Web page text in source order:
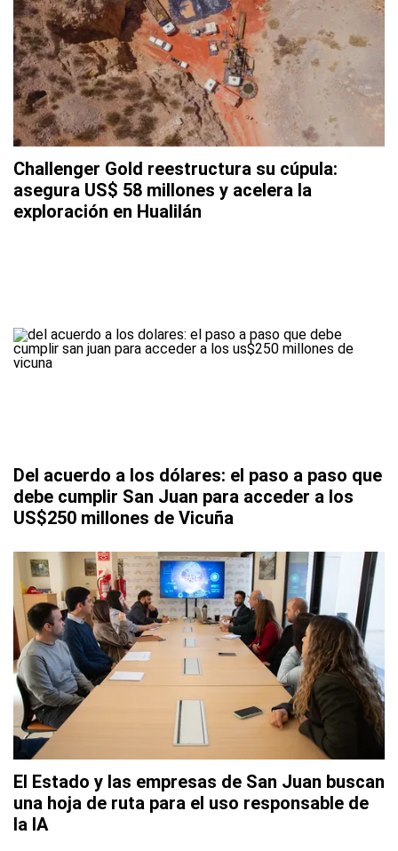
Challenger Gold reestructura su cúpula:
asegura US$ 58 millones y acelera la
exploración en Hualilán
Del acuerdo a los dólares: el paso a paso que
debe cumplir San Juan para acceder a los
US$250 millones de Vicuña
El Estado y las empresas de San Juan buscan
una hoja de ruta para el uso responsable de
la IA